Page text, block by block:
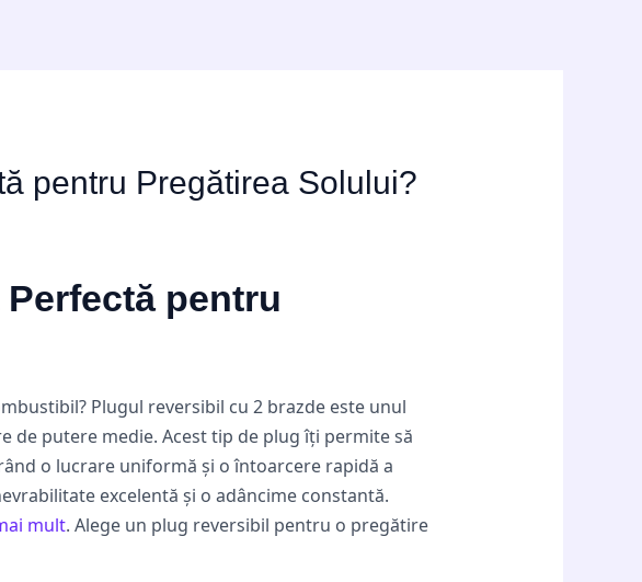
pentru Pregătirea Solului?
pentru
Plugul reversibil cu 2 brazde este unul
putere medie. Acest tip de plug îți permite să
o lucrare uniformă și o întoarcere rapidă a
excelentă și o adâncime constantă.
mult. Alege un plug reversibil pentru o pregătire